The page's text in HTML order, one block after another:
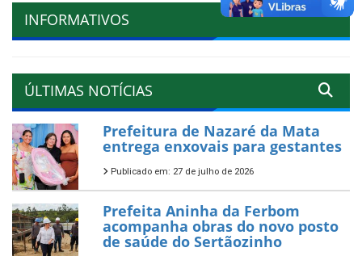
INFORMATIVOS
ÚLTIMAS NOTÍCIAS
Prefeitura de Nazaré da Mata
entrega enxovais para gestantes
Publicado em: 27 de julho de 2026
Prefeita Aninha da Ferbom
acompanha obras do novo posto
de saúde do Sertãozinho